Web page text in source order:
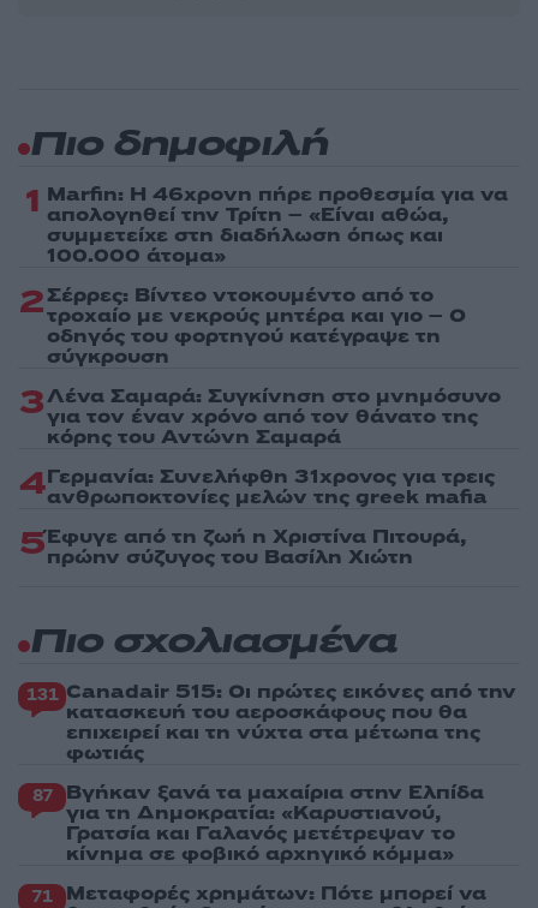
Πιο δημοφιλή
1 Marfin: Η 46χρονη πήρε προθεσμία για να
απολογηθεί την Τρίτη – «Είναι αθώα,
συμμετείχε στη διαδήλωση όπως και
100.000 άτομα»
2Σέρρες: Βίντεο ντοκουμέντο από το
τροχαίο με νεκρούς μητέρα και γιο – Ο
οδηγός του φορτηγού κατέγραψε τη
σύγκρουση
3Λένα Σαμαρά: Συγκίνηση στο μνημόσυνο
για τον έναν χρόνο από τον θάνατο της
κόρης του Αντώνη Σαμαρά
4Γερμανία: Συνελήφθη 31χρονος για τρεις
ανθρωποκτονίες μελών της greek mafia
5Έφυγε από τη ζωή η Χριστίνα Πιτουρά,
πρώην σύζυγος του Βασίλη Χιώτη
Πιο σχολιασμένα
131 Canadair 515: Οι πρώτες εικόνες από την
κατασκευή του αεροσκάφους που θα
επιχειρεί και τη νύχτα στα μέτωπα της
φωτιάς
87 Βγήκαν ξανά τα μαχαίρια στην Ελπίδα
για τη Δημοκρατία: «Καρυστιανού,
Γρατσία και Γαλανός μετέτρεψαν το
κίνημα σε φοβικό αρχηγικό κόμμα»
71 Μεταφορές χρημάτων: Πότε μπορεί να